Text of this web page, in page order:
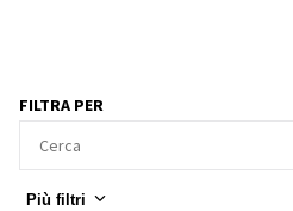
FILTRA PER
Più filtri